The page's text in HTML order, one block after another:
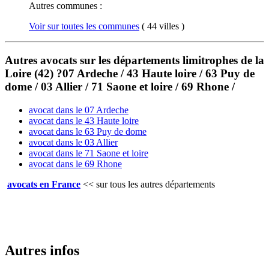
Autres communes :
Voir sur toutes les communes ( 44 villes )
Autres avocats sur les départements limitrophes de la
Loire (42) ?07 Ardeche / 43 Haute loire / 63 Puy de
dome / 03 Allier / 71 Saone et loire / 69 Rhone /
avocat dans le 07 Ardeche
avocat dans le 43 Haute loire
avocat dans le 63 Puy de dome
avocat dans le 03 Allier
avocat dans le 71 Saone et loire
avocat dans le 69 Rhone
avocats en France << sur tous les autres départements
Autres infos